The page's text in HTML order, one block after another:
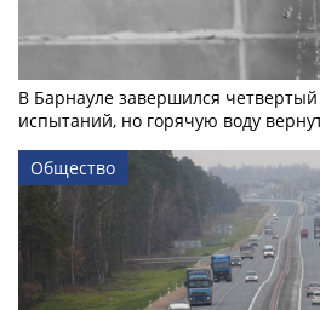
В Барнауле завершился
испытаний, но горячую воду
Общество